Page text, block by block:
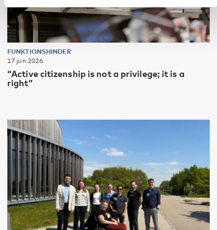
FUNKTIONSHINDER
17 jun 2026
“Active citizenship is not a privilege; it is a
right”